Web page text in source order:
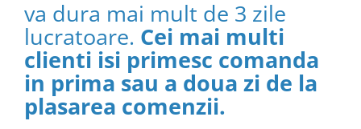
va dura mai mult de 3 zile
lucratoare. Cei mai multi
clienti isi primesc comanda
in prima sau a doua zi de la
plasarea comenzii.